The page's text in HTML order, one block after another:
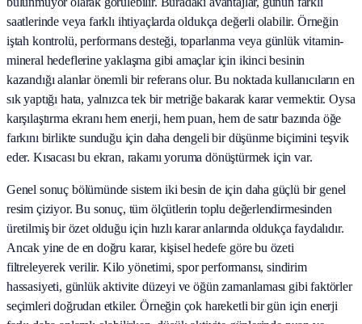
saatlerinde veya farklı ihtiyaçlarda oldukça değerli olabilir. Örneğin
iştah kontrolü, performans desteği, toparlanma veya günlük vitamin-
mineral hedeflerine yaklaşma gibi amaçlar için ikinci besinin
kazandığı alanlar önemli bir referans olur. Bu noktada kullanıcıların en
sık yaptığı hata, yalnızca tek bir metriğe bakarak karar vermektir. Oysa
karşılaştırma ekranı hem enerji, hem puan, hem de satır bazında öğe
farkını birlikte sunduğu için daha dengeli bir düşünme biçimini teşvik
eder. Kısacası bu ekran, rakamı yoruma dönüştürmek için var.
Genel sonuç bölümünde sistem iki besin de için daha güçlü bir genel
resim çiziyor. Bu sonuç, tüm ölçütlerin toplu değerlendirmesinden
üretilmiş bir özet olduğu için hızlı karar anlarında oldukça faydalıdır.
Ancak yine de en doğru karar, kişisel hedefe göre bu özeti
filtreleyerek verilir. Kilo yönetimi, spor performansı, sindirim
hassasiyeti, günlük aktivite düzeyi ve öğün zamanlaması gibi faktörler
seçimleri doğrudan etkiler. Örneğin çok hareketli bir gün için enerji